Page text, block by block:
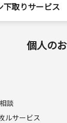
下取りサービス
個人の
談
ルサービス